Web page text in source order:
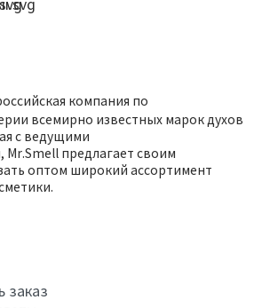
компания по
всемирно известных марок духов
с ведущими
предлагает своим
оптом широкий ассортимент
заказ